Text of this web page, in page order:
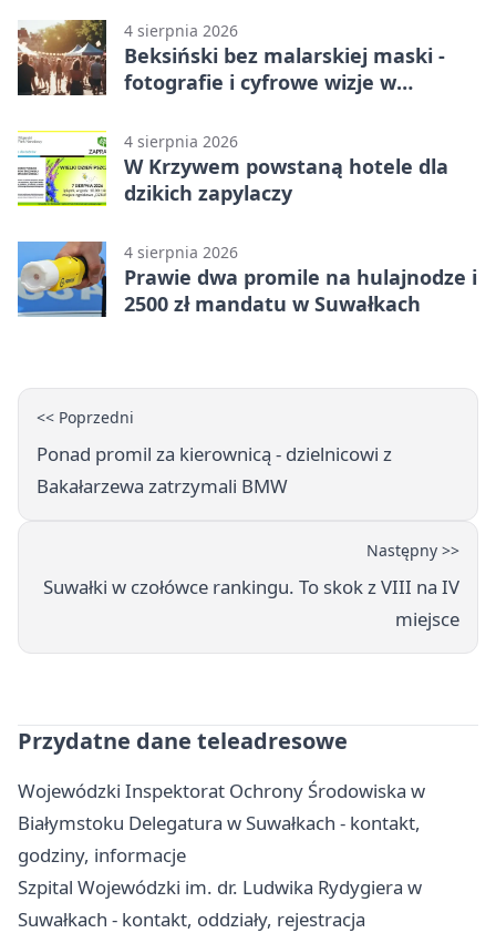
4 sierpnia 2026
Beksiński bez malarskiej maski -
fotografie i cyfrowe wizje w
4 sierpnia 2026
W Krzywem powstaną hotele dla
dzikich zapylaczy
4 sierpnia 2026
Prawie dwa promile na hulajnodze i
2500 zł mandatu w Suwałkach
<< Poprzedni
Ponad promil za kierownicą - dzielnicowi z
Bakałarzewa zatrzymali BMW
Następny >>
Suwałki w czołówce rankingu. To skok z VIII na IV
miejsce
Przydatne dane teleadresowe
Wojewódzki Inspektorat Ochrony Środowiska w
Białymstoku Delegatura w Suwałkach - kontakt,
godziny, informacje
Szpital Wojewódzki im. dr. Ludwika Rydygiera w
Suwałkach - kontakt, oddziały, rejestracja